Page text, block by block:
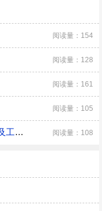
阅读量：154
阅读量：128
阅读量：161
阅读量：105
最新杭州交通服务站、违法处理点，以及工作时间 阅读量：108